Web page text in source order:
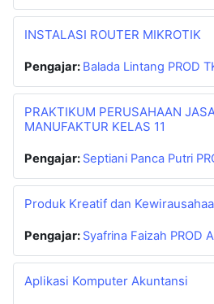
INSTALASI ROUTER MIKROTIK
Pengajar: Balada Lintang PROD
PRAKTIKUM PERUSAHAAN
MANUFAKTUR KELAS 11
Pengajar: Septiani Panca Putri
Produk Kreatif dan
Pengajar: Syafrina Faizah PROD
Aplikasi Komputer Akuntansi